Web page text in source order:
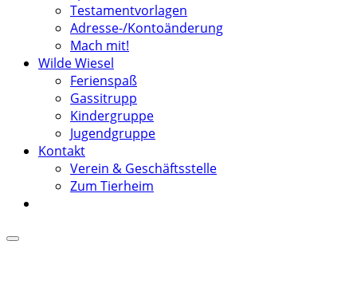
Testamentvorlagen
Adresse-/Kontoänderung
Mach mit!
Wilde Wiesel
Ferienspaß
Gassitrupp
Kindergruppe
Jugendgruppe
Kontakt
Verein & Geschäftsstelle
Zum Tierheim